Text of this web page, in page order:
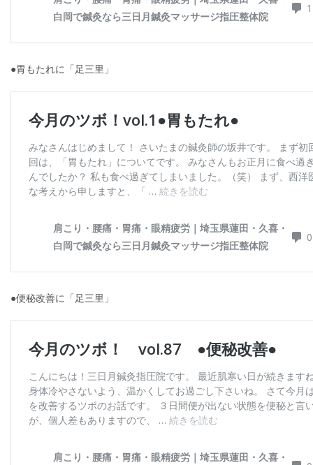
●胃もたれに「足三里」
●便秘改善に「足三里」